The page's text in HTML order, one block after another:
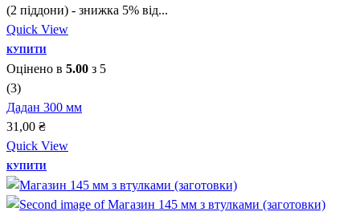
(2 піддони) - знижка 5% від...
Quick View
КУПИТИ
Оцінено в 5.00 з 5
(3)
Дадан 300 мм
31,00 ₴
Quick View
КУПИТИ